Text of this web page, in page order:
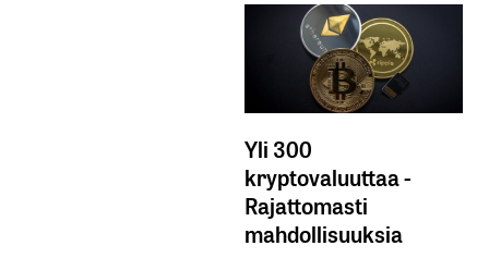
Yli 300
kryptovaluuttaa -
Rajattomasti
mahdollisuuksia